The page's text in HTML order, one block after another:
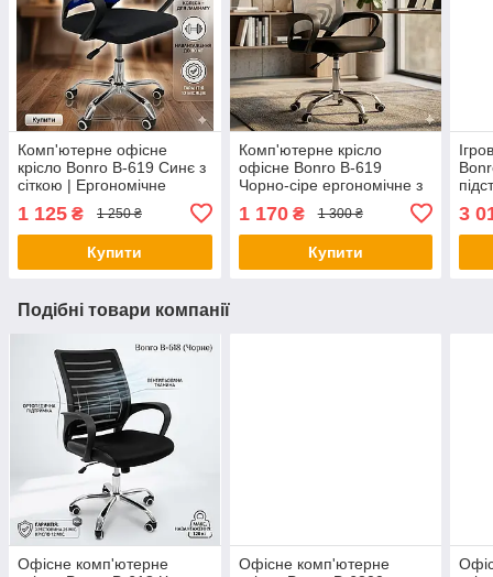
Комп'ютерне офісне
крісло Bonro B-619 Синє з
сіткою | Ергономічне
школяра та офісу
1 125 ₴ 1 250 ₴
Купити
Комп'ютерне крісло
офісне Bonro B-619
Чорно-сіре ергономічне з
вентильованою спинкою
для дому та роботи
1 170₴ 1 300 ₴
Купити
3
Подібні товари компанії
Офісне комп'ютерне
Офісне комп'ютерне